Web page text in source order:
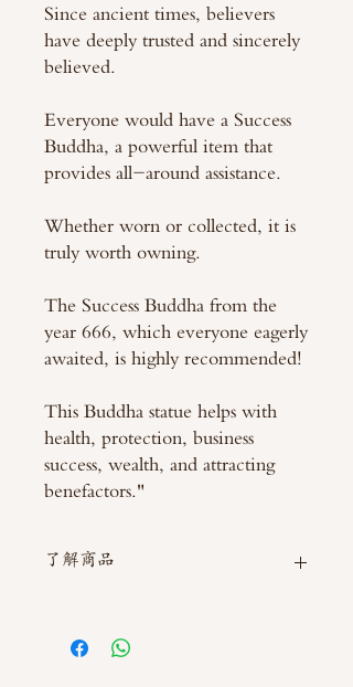
Since ancient times, believers
have deeply trusted and sincerely
believed.
Everyone would have a Success
Buddha, a powerful item that
provides all-around assistance.
Whether worn or collected, it is
truly worth owning.
The Success Buddha from the
year 666, which everyone eagerly
awaited, is highly recommended!
This Buddha statue helps with
health, protection, business
success, wealth, and attracting
benefactors."
了解商品